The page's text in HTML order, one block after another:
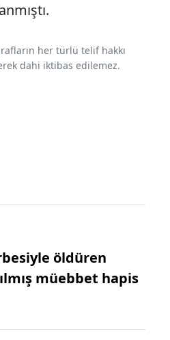
her türlü telif hakkı
dahi iktibas edilemez.
öldüren
müebbet hapis